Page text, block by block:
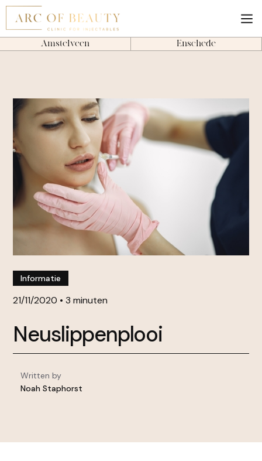
Amstelveen Enschede
Informatie
21/11/2020 •3 minuten
Neuslippenplooi
Written by
Noah Staphorst